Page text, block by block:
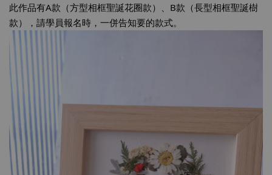
此作品有A款（方型相框聖誕花圈款）、B款（長型相框聖誕樹
款），請學員報名時，一併告知要的款式。